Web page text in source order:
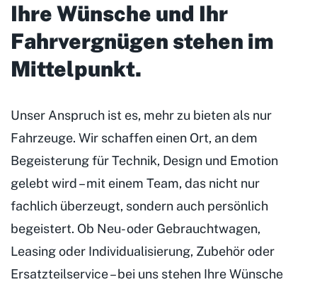
Ihre Wünsche und Ihr
Fahrvergnügen stehen im
Mittelpunkt.
Unser Anspruch ist es, mehr zu bieten als nur
Fahrzeuge. Wir schaffen einen Ort, an dem
Begeisterung für Technik, Design und Emotion
gelebt wird – mit einem Team, das nicht nur
fachlich überzeugt, sondern auch persönlich
begeistert. Ob Neu- oder Gebrauchtwagen,
Leasing oder Individualisierung, Zubehör oder
Ersatzteilservice – bei uns stehen Ihre Wünsche